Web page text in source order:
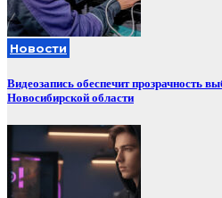
Новости
Видеозапись обеспечит прозрачность
Новосибирской области